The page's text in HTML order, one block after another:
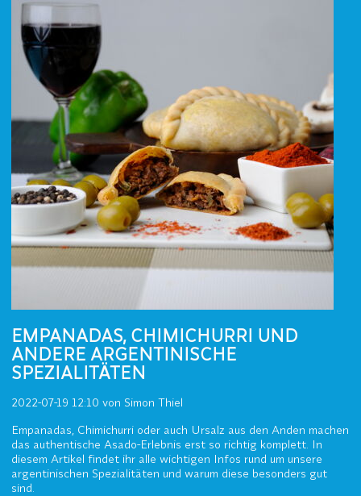
EMPANADAS, CHIMICHURRI UND
ANDERE ARGENTINISCHE
SPEZIALITÄTEN
2022-07-19 12:10 von Simon Thiel
Empanadas, Chimichurri oder auch Ursalz aus den Anden machen
das authentische Asado-Erlebnis erst so richtig komplett. In
diesem Artikel findet ihr alle wichtigen Infos rund um unsere
argentinischen Spezialitäten und warum diese besonders gut
sind.